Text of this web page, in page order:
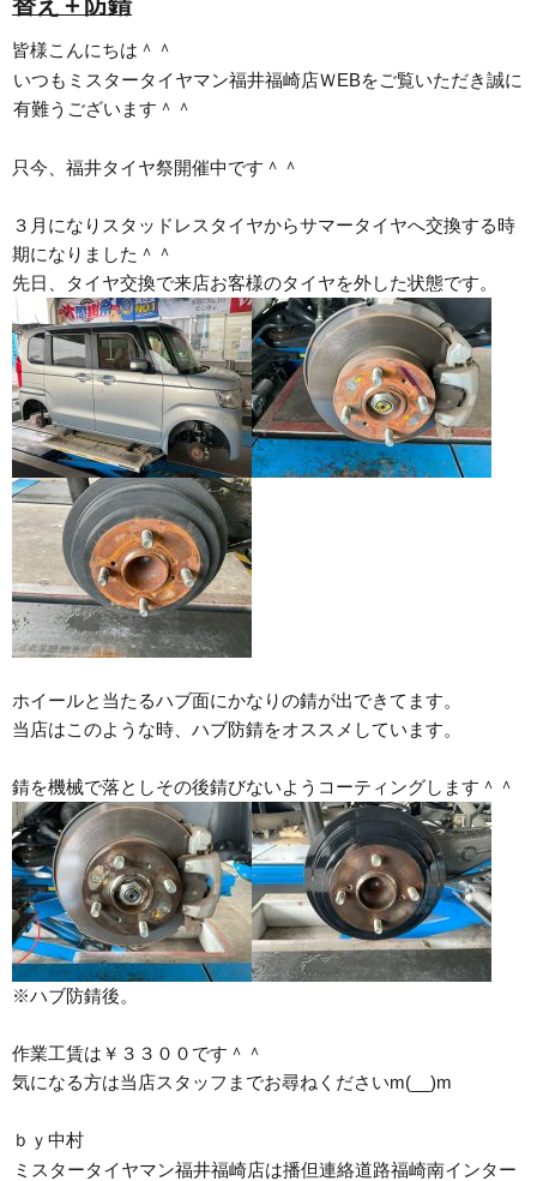
皆様こんにちは＾＾
いつもミスタータイヤマン福井福崎店ＷEBをご覧いただき誠に
有難うございます＾＾
只今、福井タイヤ祭開催中です＾＾
３月になりスタッドレスタイヤからサマータイヤへ交換する時
期になりました＾＾
先日、タイヤ交換で来店お客様のタイヤを外した状態です。
ホイールと当たるハブ面にかなりの錆が出できてます。
当店はこのような時、ハブ防錆をオススメしています。
錆を機械で落としその後錆びないようコーティングします＾＾
※ハブ防錆後。
作業工賃は￥３３００です＾＾
気になる方は当店スタッフまでお尋ねくださいm(__)m
ｂｙ中村
ミスタータイヤマン福井福崎店は播但連絡道路福崎南インター